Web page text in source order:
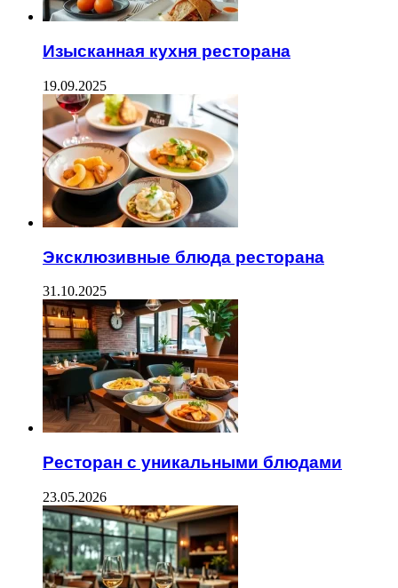
Изысканная кухня ресторана
19.09.2025
Эксклюзивные блюда ресторана
31.10.2025
Ресторан с уникальными блюдами
23.05.2026